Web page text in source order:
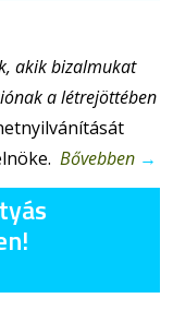
akik bizalmukat
a létrejöttében
Bővebben →